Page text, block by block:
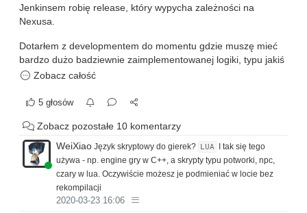
Jenkinsem robię release, który wypycha zależności na
Nexusa.
Dotarłem z developmentem do momentu gdzie muszę mieć
bardzo dużo badziewnie zaimplementowanej logiki, typu jakiś
potwór zadaje dodatkowe obrażenia jakiemuś szczególnemu
to dynamiczne dosyć i zależy od aktualnego contentu, tak
blokował dodawanie nowych potworów. Najchętniej to
chciałbym by silnik nawet nie wiedział ile jest tych potworów
jak się nazywają konkretnie itp. W takim wypadku wpadłem na
pomysł by dodać jakiś język skryptowy dla silnika.
Popatrzyłem, poszukałem padło na Pythona. Research w
Google bardzo duża ilość przestarzałych portów na Javę,
Zobacz całość
5 głosów
Zobacz pozostałe 10 komentarzy
WeiXiao Język skryptowy do gierek? LUA
I tak się tego
używa - np. engine gry w C++, a skrypty typu potworki, npc,
czary w lua. Oczywiście możesz je podmieniać w locie bez
rekompilacji
2020-03-23 16:06